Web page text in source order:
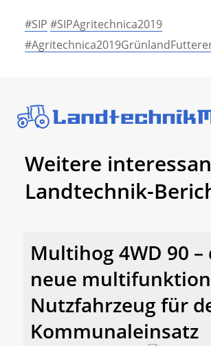
#SIP #SIPAgritechnica2019
Weitere
Landtechnik-
Multihog 4WD 90 –
neue
Nutzfahrzeug für
Kommunaleinsatz